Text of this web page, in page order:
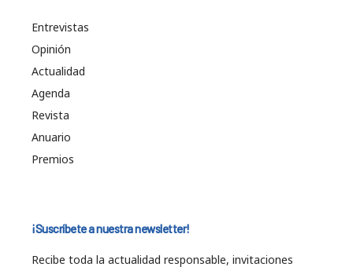
Entrevistas
Opinión
Actualidad
Agenda
Revista
Anuario
Premios
¡Suscríbete a nuestra newsletter!
Recibe toda la actualidad responsable, invitaciones